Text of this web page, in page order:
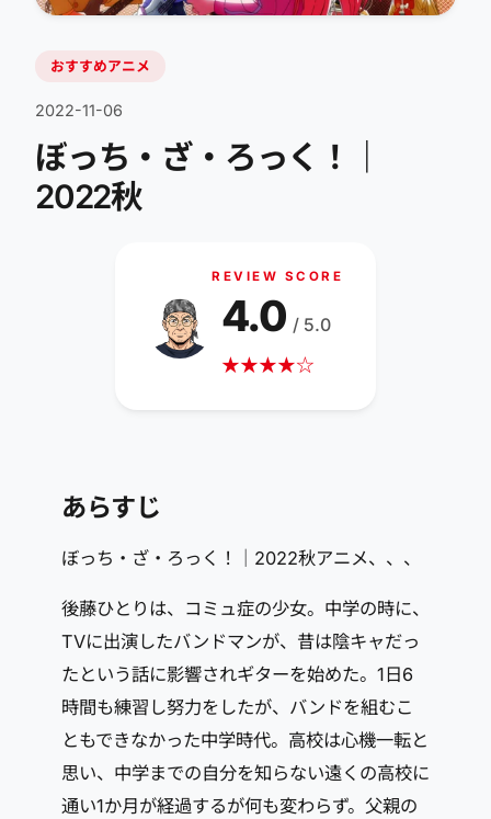
おすすめアニメ
2022-11-06
ぼっち・ざ・ろっく！｜
2022秋
REVIEW SCORE
★★★★☆
4.0 / 5.0
あらすじ
ぼっち・ざ・ろっく！｜2022秋アニメ、、、
後藤ひとりは、コミュ症の少女。中学の時に、
TVに出演したバンドマンが、昔は陰キャだっ
たという話に影響されギターを始めた。1日6
時間も練習し努力をしたが、バンドを組むこ
ともできなかった中学時代。高校は心機一転と
思い、中学までの自分を知らない遠くの高校に
通い1か月が経過するが何も変わらず。父親の